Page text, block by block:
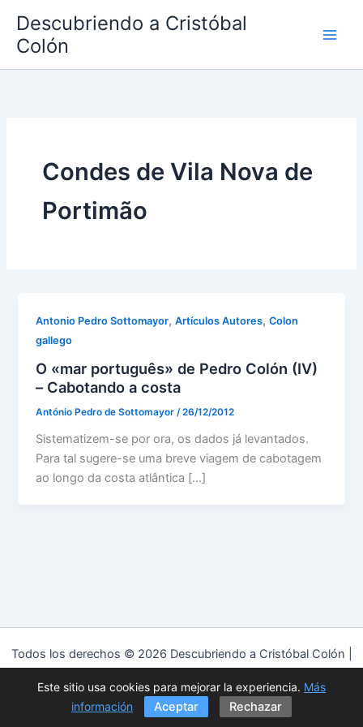
contenido
Descubriendo a Cristóbal
Colón
Condes de Vila Nova de
Portimão
Antonio Pedro Sottomayor,Artículos Autores,Colon
gallego
O «mar português» de Pedro Colón (IV)
– Cabotando a costa
António Pedro de Sottomayor /26/12/2012
Sistematizem-se por ora, os dados já levantados.
Para tal sugere-se uma breve viagem de cabotagem
ao longo da costa atlântica […]
Todos los derechos © 2026 Descubriendo a Cristóbal Colón |
Política de privacidad|Política de cookies|Aviso Legal
Este sitio usa cookies para mejorar la experiencia. Más
información
Aceptar Rechazar